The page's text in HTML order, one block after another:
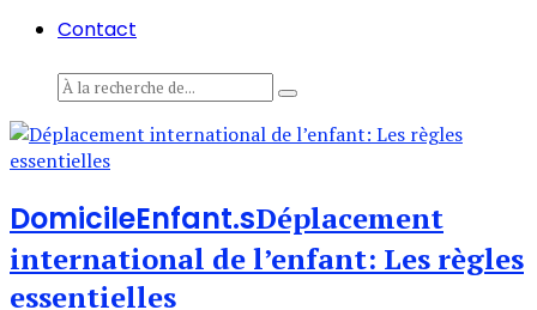
Contact
DomicileEnfant.sDéplacement
international de l’enfant: Les règles
essentielles